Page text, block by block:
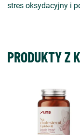
stres oksydacyjny i
PRODUKTY Z